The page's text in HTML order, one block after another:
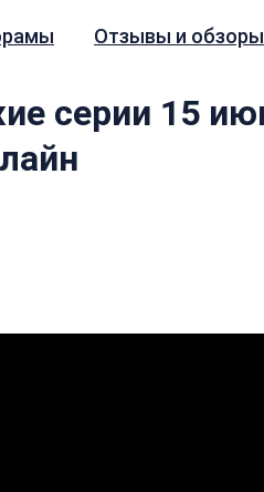
Отзывы и обзоры
серии 15